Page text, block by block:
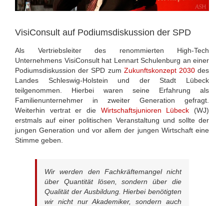
VisiConsult auf Podiumsdiskussion der SPD
Als Vertriebsleiter des renommierten High-Tech
Unternehmens VisiConsult hat Lennart Schulenburg an einer
Podiumsdiskussion der SPD zum Zukunftskonzept 2030des
Landes Schleswig-Holstein und der Stadt Lübeck
teilgenommen. Hierbei waren seine Erfahrung als
Familienunternehmer in zweiter Generation gefragt.
Weiterhin vertrat er die Wirtschaftsjunioren Lübeck (WJ)
erstmals auf einer politischen Veranstaltung und sollte der
jungen Generation und vor allem der jungen Wirtschaft eine
Stimme geben.
Wir werden den Fachkräftemangel nicht
über Quantität lösen, sondern über die
Qualität der Ausbildung. Hierbei benötigten
wir nicht nur Akademiker, sondern auch